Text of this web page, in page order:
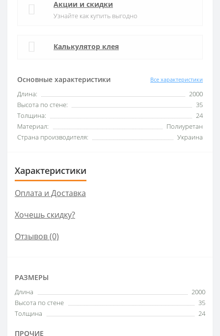
Основные характеристики Все характеристики
Длина:
2000
Высота по стене:
35
Толщина:
24
Материал:
Полиуретан
Страна производителя:
Украина
Акции и скидки
Узнайте как купить выгодно
Калькулятор клея
Характеристики
Оплата и Доставка
Хочешь скидку?
Отзывов (0)
РАЗМЕРЫ
Длина
2000
Высота по стене
35
Толщина
24
ПРОЧИЕ